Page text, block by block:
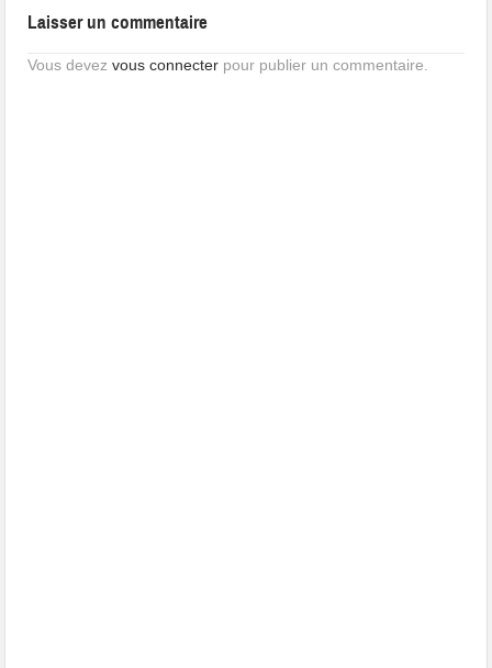
Laisser un commentaire
Vous devezvous connecter pour publier un commentaire.